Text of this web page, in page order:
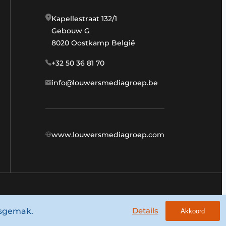
Kapellestraat 132/1
Gebouw G
8020 Oostkamp België
+32 50 36 81 70
info@louwersmediagroep.be
www.louwersmediagroep.com
Algemene voorwaarden Privacy policy
Details Akkoord